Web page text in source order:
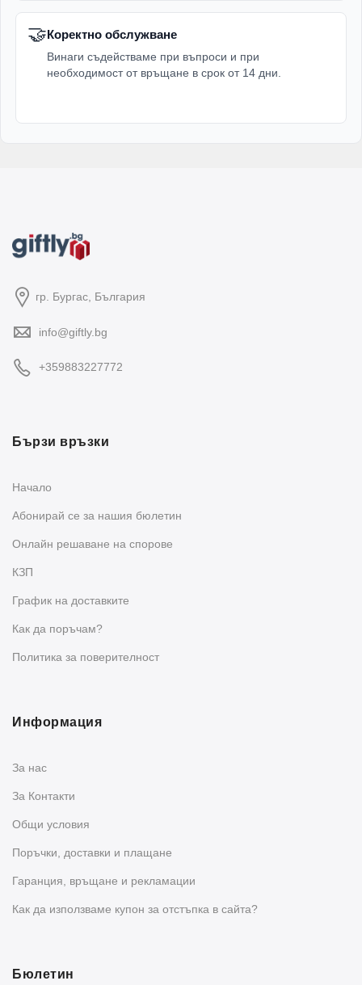
🤝Коректно обслужване
Винаги съдействаме при въпроси и при
необходимост от връщане в срок от 14 дни.
гр. Бургас, България
info@giftly.bg
+359883227772
Бързи връзки
Начало
Абонирай се за нашия бюлетин
Oнлайн решаване на спорове
КЗП
График на доставките
Как да поръчам?
Политика за поверителност
Информация
За нас
За Контакти
Общи условия
Поръчки, доставки и плащане
Гаранция, връщане и рекламации
Как да използваме купон за отстъпка в сайта?
Бюлетин